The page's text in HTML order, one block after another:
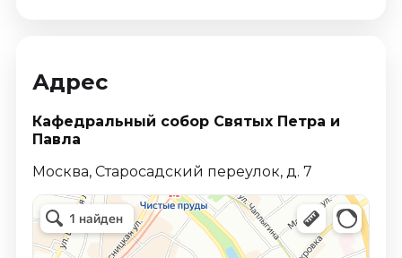
Адрес
Кафедральный собор Святых Петра и
Павла
Москва, Старосадский переулок, д. 7